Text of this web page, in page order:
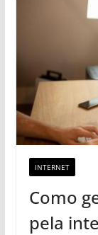
INTERNET
Como
pela